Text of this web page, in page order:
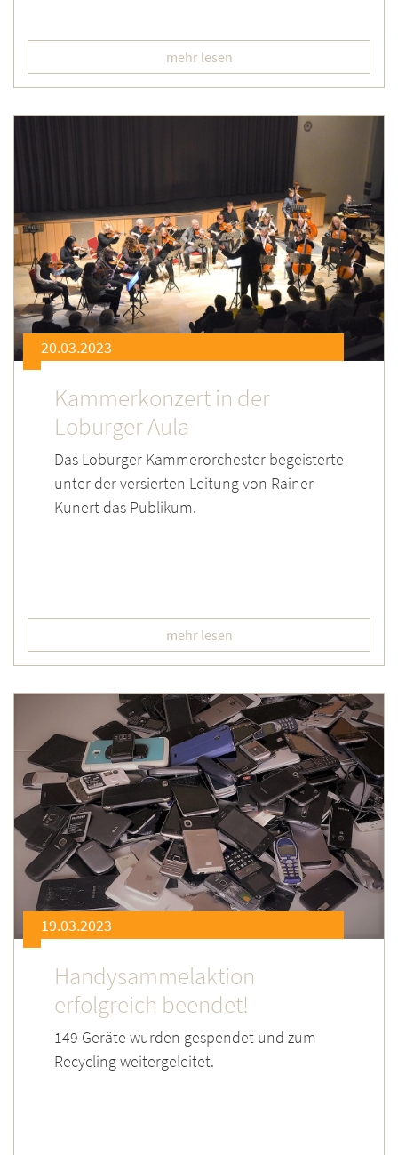
mehr lesen
20.03.2023
Kammerkonzert in der
Loburger Aula
Das Loburger Kammerorchester begeisterte
unter der versierten Leitung von Rainer
Kunert das Publikum.
mehr lesen
19.03.2023
Handysammelaktion
erfolgreich beendet!
149 Geräte wurden gespendet und zum
Recycling weitergeleitet.